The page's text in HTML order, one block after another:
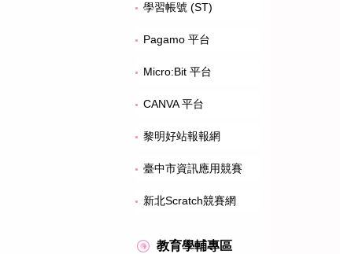
學習帳號 (ST)
Pagamo 平台
Micro:Bit 平台
CANVA 平台
黎明好站報報網
臺中市資訊應用競賽
新北Scratch競賽網
教育學輔專區